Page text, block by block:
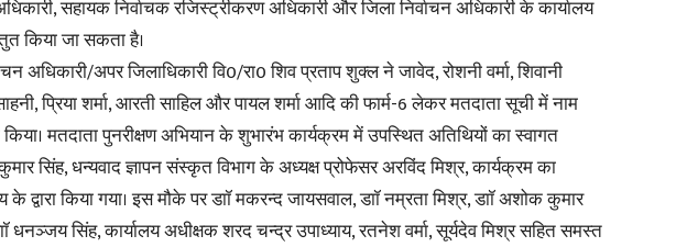
सहायक निर्वाचक रजिस्ट्रीकरण अधिकारी और जिला निर्वाचन अधिकारी के कार्यालय
किया जा सकता है।
अधिकारी/अपर जिलाधिकारी वि0/रा0 शिव प्रताप शुक्ल ने जावेद, रोशनी वर्मा, शिवानी
प्रिया शर्मा, आरती साहिल और पायल शर्मा आदि की फार्म-6 लेकर मतदाता सूची में नाम
मतदाता पुनरीक्षण अभियान के शुभारंभ कार्यक्रम में उपस्थित अतिथियों का स्वागत
सिंह, धन्यवाद ज्ञापन संस्कृत विभाग के अध्यक्ष प्रोफेसर अरविंद मिश्र, कार्यक्रम का
द्वारा किया गया। इस मौके पर डाॉ मकरन्द जायसवाल, डाॉ नम्रता मिश्र, डाॉ अशोक कुमार
धनञ्जय सिंह, कार्यालय अधीक्षक शरद चन्द्र उपाध्याय, रतनेश वर्मा, सूर्यदेव मिश्र सहित समस्त